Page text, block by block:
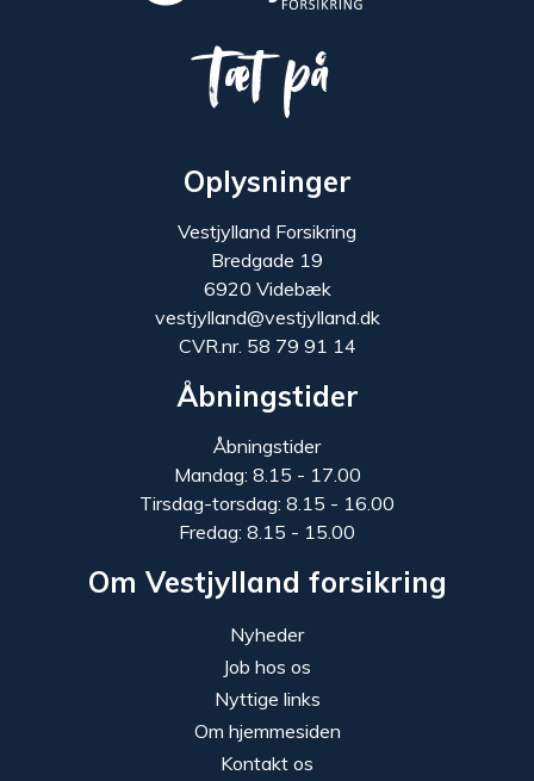
Tæt på
Oplysninger
Vestjylland Forsikring
Bredgade 19
6920 Videbæk
vestjylland@vestjylland.dk
CVR.nr. 58 79 91 14
Åbningstider
Åbningstider
Mandag: 8.15 - 17.00
Tirsdag-torsdag: 8.15 - 16.00
Fredag: 8.15 - 15.00
Om Vestjylland forsikring
Nyheder
Job hos os
Nyttige links
Om hjemmesiden
Kontakt os